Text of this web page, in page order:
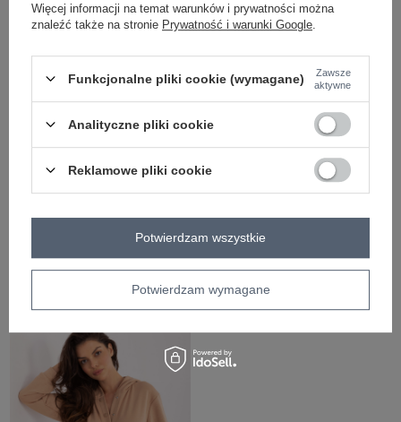
Czarny komplet dwuczęściowy
Zaloguj się i zobacz cenę
Czarny komplet ze spodniami Moline
Zaloguj się i zobacz cenę
Więcej informacji na temat warunków i prywatności można
znaleźć także na stronie Prywatność i warunki Google
Funkcjonalne pliki cookie (wymagane)
Zawsze
aktywne
Analityczne pliki cookie
Reklamowe pliki cookie
Potwierdzam wymagane
Potwierdzam wszystkie